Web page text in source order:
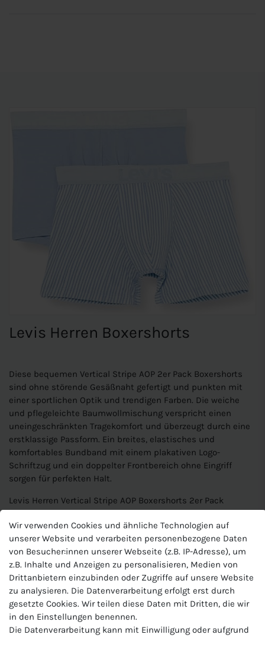
Levis Herren Boxershorts
Diese bequemen Vertical Stripe AOP 2er Pack Boxershorts
sind ohne störende Gesäßnaht gefertigt und punkten mit
einer sportlichen Optik und trendigen Farben. Die weiche
und pflegeleichte Baumwollmischung verspricht einen
uneingeschränkten Tragekomfort und überzeugt durch eine
erstklassige Passform. Ein breites, elastisches und
komfortables Bundband mit einem plakativen Logo-
Schriftzug und ein doppelter Frontbereich ohne Eingriff
sorgen für perfekten Halt.
Levis Herren Vertical Stripe AOP Boxershorts 2er Pack
Artikelnummer: 100001635
Material: 95% Baumwolle, 5% Elasthan
Paßform: Komfort Passform
Bequemer und elsastischer Bund mit Levis Logo
Materialmix aus super weichem Baumwollstrech
Keine hochrutschende Beinöffnung und zwicken
Wir verwenden Cookies und ähnliche Technologien auf
unserer Website und verarbeiten personenbezogene Daten
von Besucher:innen unserer Webseite (z.B. IP-Adresse), um
z.B. Inhalte und Anzeigen zu personalisieren, Medien von
Drittanbietern einzubinden oder Zugriffe auf unsere Website
zu analysieren. Die Datenverarbeitung erfolgt erst durch
gesetzte Cookies. Wir teilen diese Daten mit Dritten, die wir
in den Einstellungen benennen.
Die Datenverarbeitung kann mit Einwilligung oder aufgrund